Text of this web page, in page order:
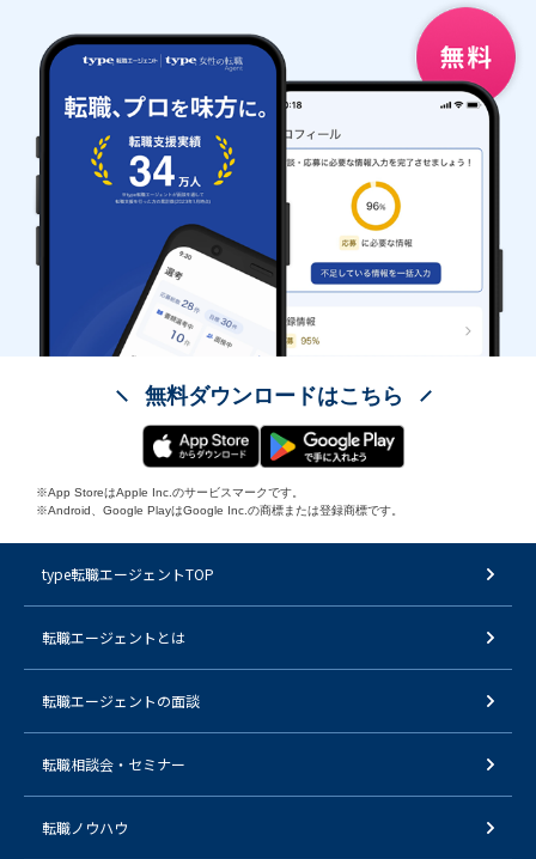
無料ダウンロードはこちら
※App StoreはApple Inc.のサービスマークです。
※Android、Google PlayはGoogle Inc.の商標または登録商標です。
type転職エージェントTOP
転職エージェントとは
転職エージェントの面談
転職相談会・セミナー
転職ノウハウ